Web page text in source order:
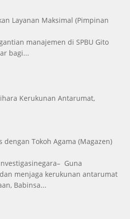
Layanan Maksimal (Pimpinan
manajemen di SPBU Gito
bagi...
Kerukunan Antarumat,
dengan Tokoh Agama (Magazen)
Guna
menjaga kerukunan antarumat
Babinsa...